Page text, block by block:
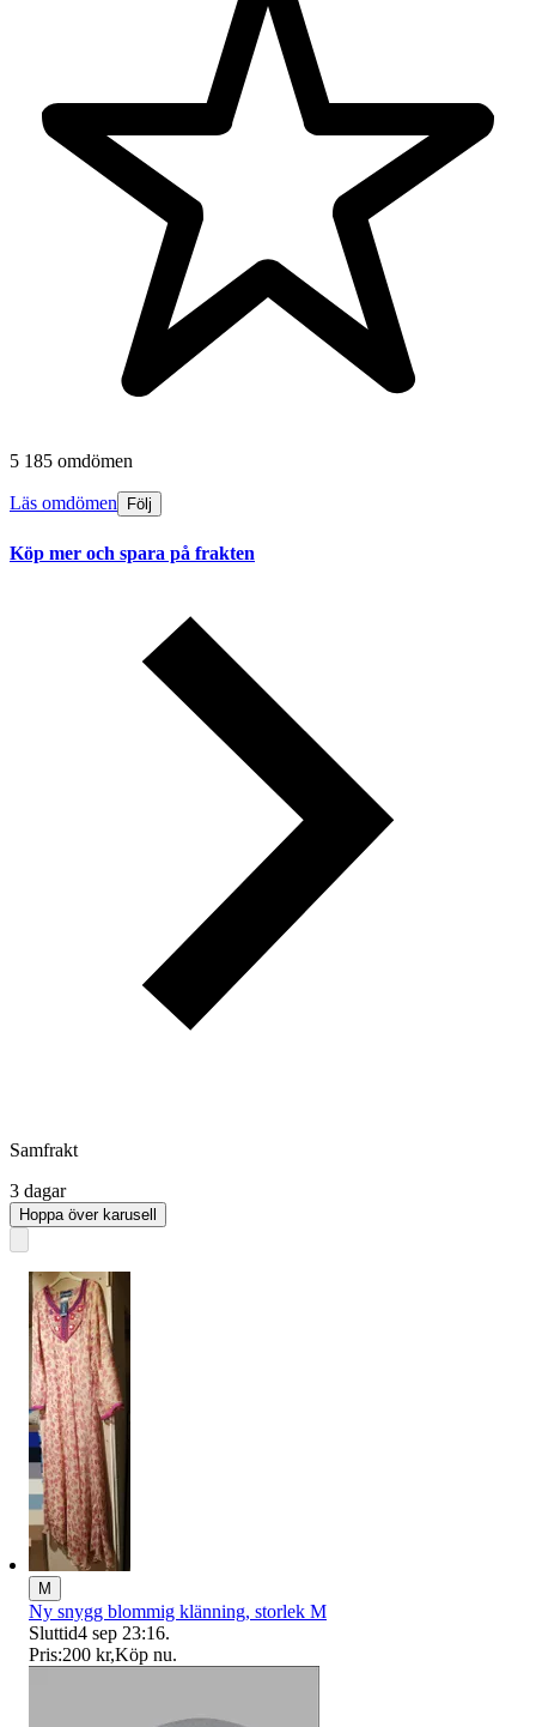
5 185 omdömen
Läs omdömen Följ
Köp mer och spara på frakten
Samfrakt
3 dagar
Hoppa över karusell
M
Ny snygg blommig klänning, storlek M
Sluttid4 sep 23:16.
Pris:200 kr,Köp nu.